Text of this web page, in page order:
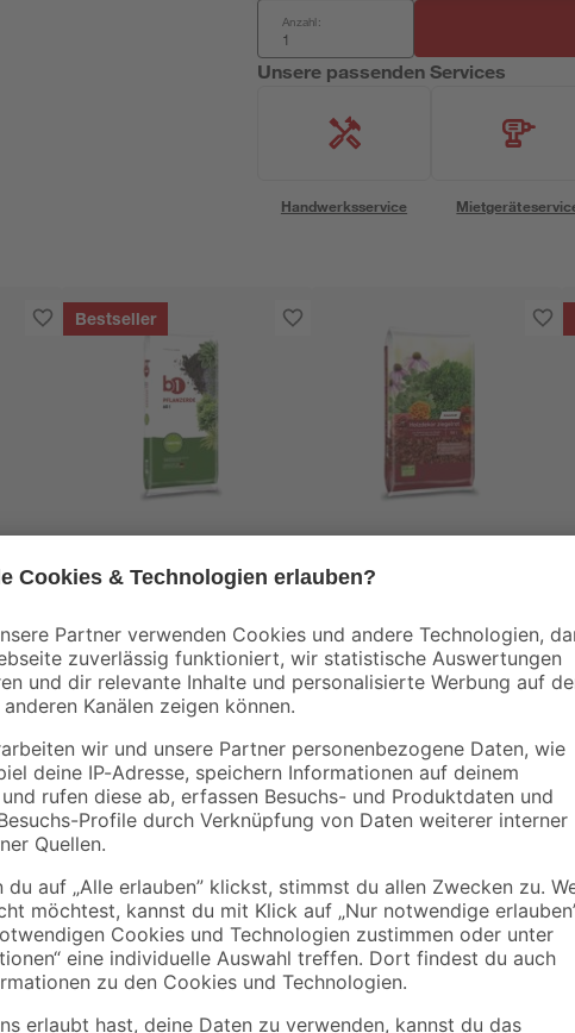
Anzahl:
Unsere passenden Services
Handwerksservice
Bestseller
B1
7,99€
0,13 € / Liter
toom
11,49€
Das Holzdekor in Braun, 50 Liter, ist
Pflanzflächen geeignet. Es reduziert
Austrocknen. Mit seiner langen
wodurch Pflanzen gut versorgt und